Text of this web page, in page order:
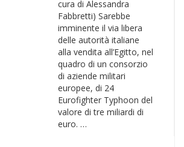
cura di Alessandra
Fabbretti) Sarebbe
imminente il via libera
delle autorità italiane
alla vendita all’Egitto, nel
quadro di un consorzio
di aziende militari
europee, di 24
Eurofighter Typhoon del
valore di tre miliardi di
euro. …